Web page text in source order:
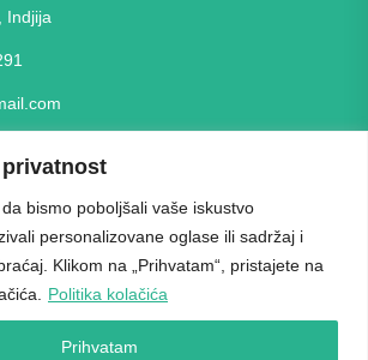
privatnost
bismo poboljšali vaše iskustvo
personalizovane oglase ili sadržaj i
Klikom na „Prihvatam“, pristajete na
Politika kolačića
Prihvatam
Indjija
09h-17h
radimo